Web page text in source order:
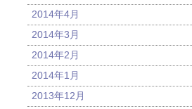
2014年4月
2014年3月
2014年2月
2014年1月
2013年12月